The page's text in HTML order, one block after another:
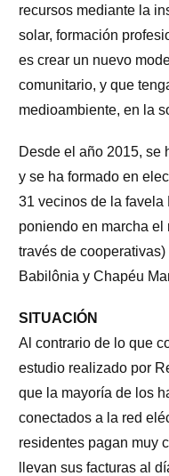
recursos mediante la
solar, formación
es crear un nuevo
comunitario, y que
medioambiente, en la
Desde el año 2015, se
y se ha formado en
31 vecinos de la favela
poniendo en marcha
través de
Babilônia y Chapéu
SITUACIÓN
Al contrario de lo que
estudio realizado por
que la mayoría de los
conectados a la red
residentes pagan muy
llevan sus facturas al